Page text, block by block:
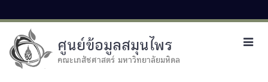
ศูนย์ข้อมูลสมุนไพร
คณะเภสัชศาสตร์ มหาวิทยาลัยมหิดล